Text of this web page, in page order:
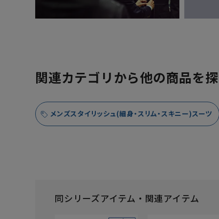
関連カテゴリから他の商品を
メンズスタイリッシュ(細身・スリム・スキニー)スーツ
同シリーズアイテム・関連アイテム